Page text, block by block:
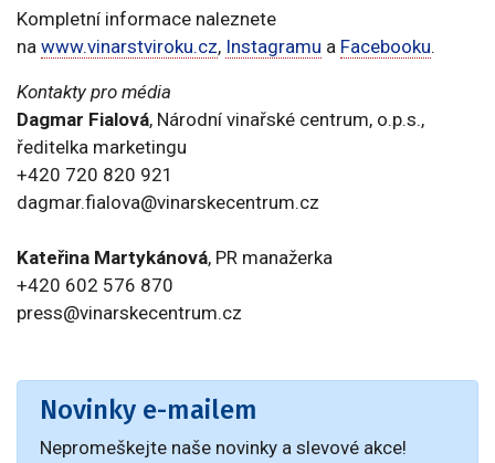
Kompletní informace naleznete
na www.vinarstviroku.cz, Instagramu a Facebooku.
Kontakty pro média
Dagmar Fialová, Národní vinařské centrum, o.p.s.,
ředitelka marketingu
+420 720 820 921
dagmar.fialova@vinarskecentrum.cz
Kateřina Martykánová, PR manažerka
+420 602 576 870
press@vinarskecentrum.cz
Novinky e-mailem
Nepromeškejte naše novinky a slevové akce!